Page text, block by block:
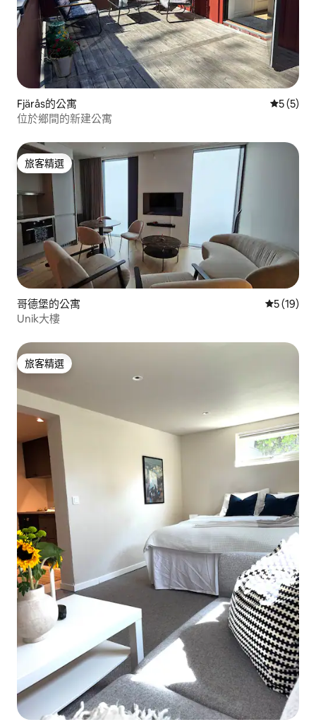
Fjärås的公寓 從 5 則評
5 (5)
位於鄉間的新建公寓
旅客精選
旅客精選
哥德堡的公寓 從 19 則
5 (19)
Unik大樓
旅客精選
旅客精選